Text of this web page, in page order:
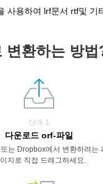
사용하여 lrf문서 rtf및 기
환하는 방법
단계 1
다운로드 orf-파일
는 Dropbox에서 변환하려는
지로 직접 드래그하세요.